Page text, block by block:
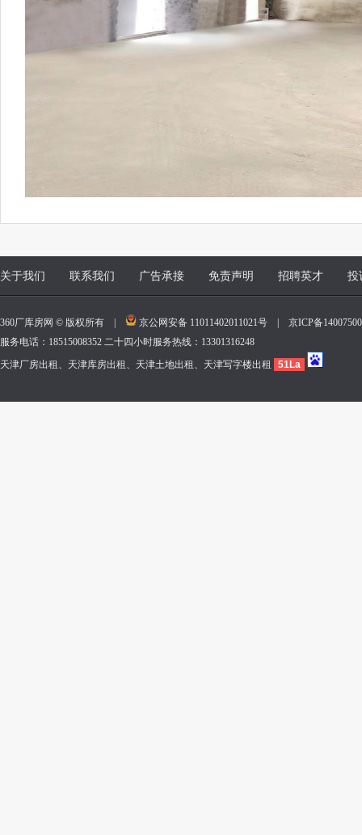
关于我们 联系我们 广告承接 免责声明 招聘英才 投
360厂库房网 © 版权所有 | 京公网安备 11011402011021号
京ICP备
服务电话：18515008352 二十四小时服务热线：13301316248
天津厂房出租、天津库房出租、天津土地出租、天津写字楼出租
51La